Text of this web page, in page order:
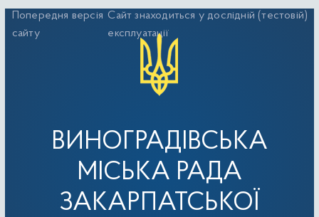
Перейти
до
Попередня версія
сайту
Сайт знаходиться у дослідній (тестовій)
експлуатації
ВИНОГРАДІВСЬКА
МІСЬКА РАДА
ЗАКАРПАТСЬКОЇ